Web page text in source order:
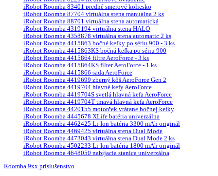
iRobot Roomba 83401 predné smerové koliesko
iRobot Roomba 87704 virtuálna stena manuálna 2 ks
iRobot Roomba 88701 virtuálna stena automatická
iRobot Roomba 4319194 virtuálna stena HALO
iRobot Roomba 4358878 virtuálna stena automatic 2 ks
iRobot Roomba 4415863 bočné kefky po sériu 900 - 3 ks
iRobot Roomba 4415863KS bočná kefka po sériu 900
iRobot Roomba 4415864 filtre AeroForce - 3 ks
iRobot Roomba 4415864KS filter AeroForce - 1 ks
iRobot Roomba 4415866 sada AeroForce
iRobot Roomba 4419699 zberný kôš AeroForce Gen 2
iRobot Roomba 4419704 hlavné kefy AeroForce
iRobot Roomba 4419704S svetlá hlavná kefa AeroForce
iRobot Roomba 4419704T tmavá hlavná kefa AeroForce
iRobot Roomba 4420155 motorček vrátane bočnej kefky
iRobot Roomba 4445678 XLife batéria univerzálna
iRobot Roomba 4462425 Li-Ion batéria 3300 mAh originál
iRobot Roomba 4469425 virtuálna stena Dual Mode
iRobot Roomba 4473043 virtuálna stena Dual Mode 2 ks
iRobot Roomba 4502233 Li-Ion batéria 1800 mAh originál
iRobot Roomba 4648050 nabíjacia stanica univerzálna
Roomba 9xx príslušenstvo